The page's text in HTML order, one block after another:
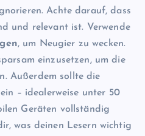
Achte darauf, dass
und relevant ist. Verwende
, um Neugier zu wecken.
einzusetzen, um die
Außerdem sollte die
– idealerweise unter 50
Geräten vollständig
was deinen Lesern wichtig